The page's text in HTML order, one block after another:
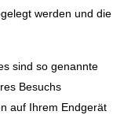
werden und die
sind so genannte
Besuchs
auf Ihrem Endgerät